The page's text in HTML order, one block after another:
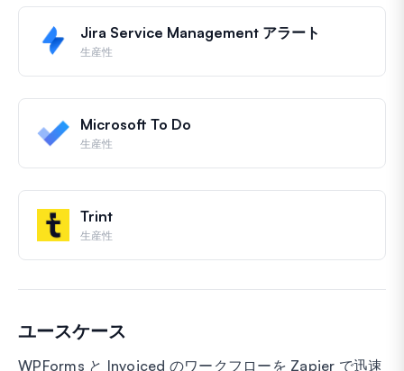
Jira Service Management アラート
生産性
Microsoft To Do
生産性
Trint
生産性
ユースケース
WPForms と Invoiced のワークフローを Zapier で迅速